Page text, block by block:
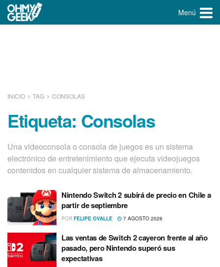
Menú
INICIO TAG CONSOLAS
Etiqueta: Consolas
Una videoconsola o consola de juegos​ es un sistema
electrónico de entretenimiento que ejecuta videojuegos
contenidos en cualquier sistema de almacenamiento.
Nintendo Switch 2 subirá de precio en Chile a
partir de septiembre
POR FELIPE OVALLE 7 AGOSTO 2026
Las ventas de Switch 2 cayeron frente al año
pasado, pero Nintendo superó sus
expectativas